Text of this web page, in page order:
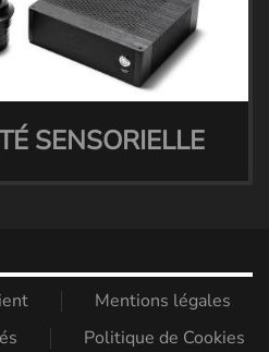
SENSORIELLE
Mentions légales
Politique de Cookies